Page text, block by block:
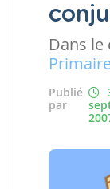
Dans le
Publié
par